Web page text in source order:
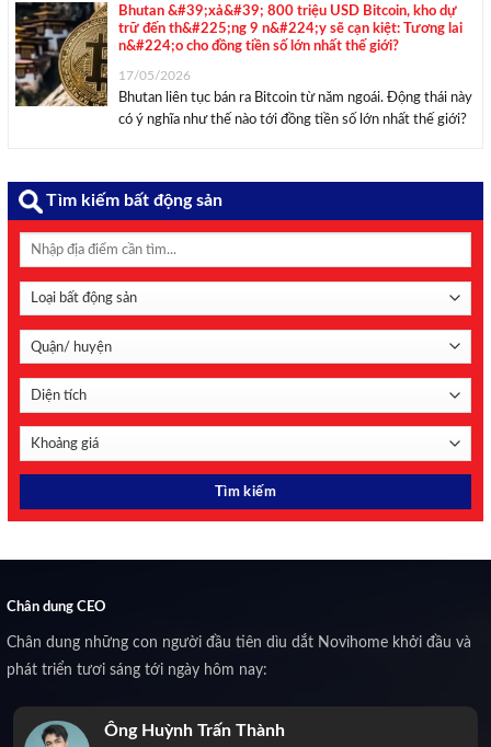
Bhutan &#39;xả&#39; 800 triệu USD Bitcoin, kho dự
trữ đến th&#225;ng 9 n&#224;y sẽ cạn kiệt: Tương lai
n&#224;o cho đồng tiền số lớn nhất thế giới?
17/05/2026
Bhutan liên tục bán ra Bitcoin từ năm ngoái. Động thái này
có ý nghĩa như thế nào tới đồng tiền số lớn nhất thế giới?
Tìm kiếm bất động sản
Chân dung CEO
Chân dung những con người đầu tiên dìu dắt Novihome khởi đầu và
phát triển tươi sáng tới ngày hôm nay:
Ông Huỳnh Trấn Thành